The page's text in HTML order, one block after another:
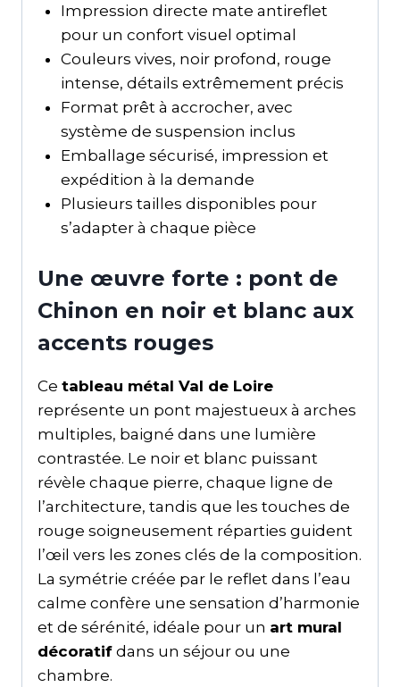
Impression directe mate antireflet
pour un confort visuel optimal
Couleurs vives, noir profond, rouge
intense, détails extrêmement précis
Format prêt à accrocher, avec
système de suspension inclus
Emballage sécurisé, impression et
expédition à la demande
Plusieurs tailles disponibles pour
s’adapter à chaque pièce
Une œuvre forte : pont de
Chinon en noir et blanc aux
accents rouges
Ce tableau métal Val de Loire
représente un pont majestueux à arches
multiples, baigné dans une lumière
contrastée. Le noir et blanc puissant
révèle chaque pierre, chaque ligne de
l’architecture, tandis que les touches de
rouge soigneusement réparties guident
l’œil vers les zones clés de la composition.
La symétrie créée par le reflet dans l’eau
calme confère une sensation d’harmonie
et de sérénité, idéale pour un art mural
décoratif dans un séjour ou une
chambre.